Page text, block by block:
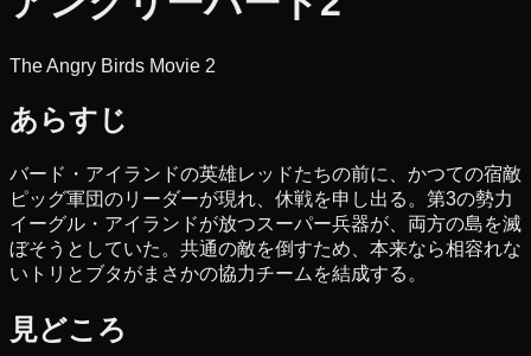
The Angry Birds Movie 2
あらすじ
バード・アイランドの英雄レッドたちの前に、かつての宿敵
ピッグ軍団のリーダーが現れ、休戦を申し出る。第3の勢力
イーグル・アイランドが放つスーパー兵器が、両方の島を滅
ぼそうとしていた。共通の敵を倒すため、本来なら相容れな
いトリとブタがまさかの協力チームを結成する。
見どころ